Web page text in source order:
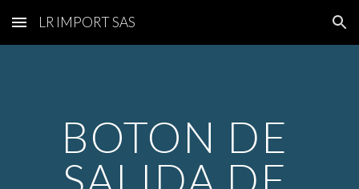
Skip to main content Skip to navigation
LR IMPORT SAS
BOTON DE
SALIDA DE